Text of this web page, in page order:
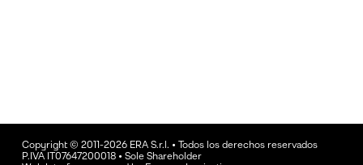
Copyright © 2011-2026 ERA S.r.l. • Todos los derechos reservados
P.IVA IT07647200018 • Sole Shareholder